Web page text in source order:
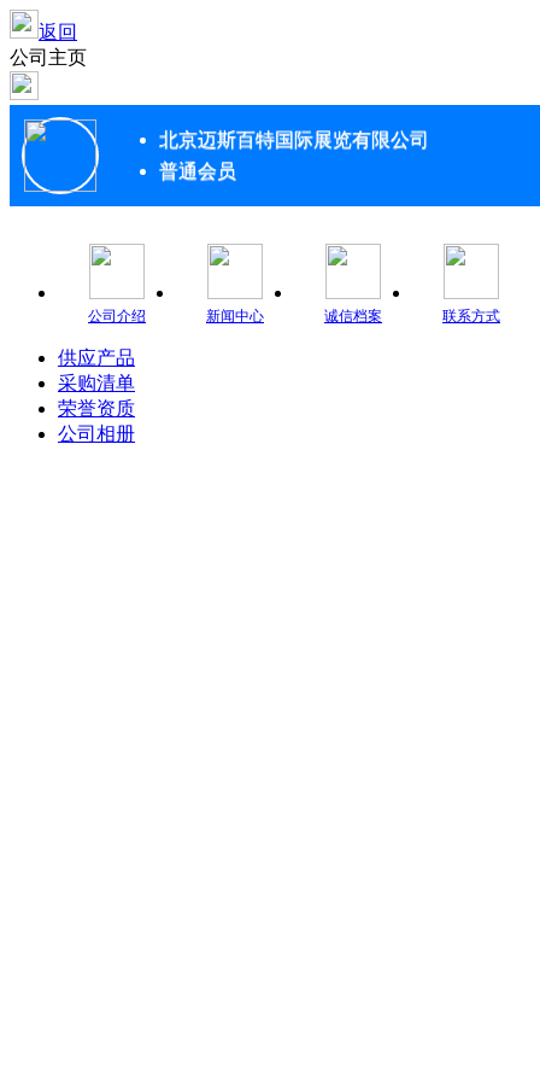
返回
公司主页
北京迈斯百特国际展览有限公司
普通会员
公司介绍 新闻中心 诚信档案 联系方式
供应产品
采购清单
荣誉资质
公司相册